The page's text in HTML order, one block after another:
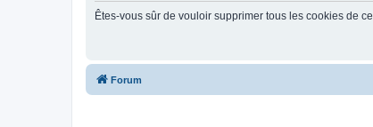
Êtes-vous sûr de vouloir supprimer tous les cookies de
Forum